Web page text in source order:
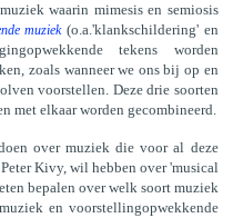
waarin mimesis en semiosis
muziek(o.a.'klankschildering' en
tekens worden
zoals wanneer we ons bij op en
voorstellen. Deze drie soorten
met elkaar worden gecombineerd.
over muziek die voor al deze
Kivy, wil hebben over 'musical
bepalen over welk soort muziek
en voorstellingopwekkende